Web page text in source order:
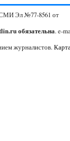
СМИ Эл №77-8561 от
обязательна. e-
журналистов.